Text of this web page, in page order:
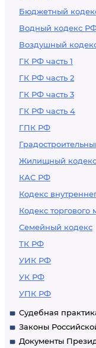
Бюджетный
Водный кодекс
Воздушный
ГК РФ часть 1
ГК РФ часть 2
ГК РФ часть 3
ГК РФ часть 4
ГПК РФ
Жилищный
КАС РФ
Кодекс
Кодекс
Семейный кодекс
ТК РФ
УИК РФ
УК РФ
УПК РФ
Судебная
Законы
Документы